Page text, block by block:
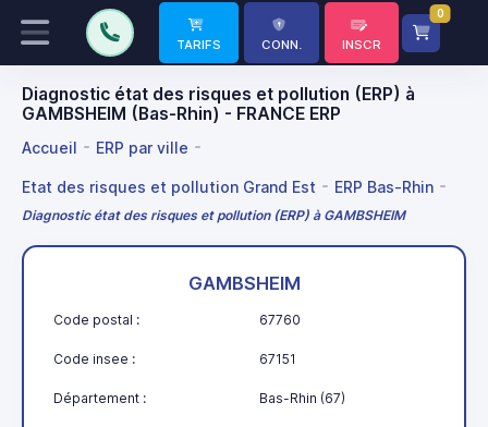
TARIFS CONN. INSCR
0
Diagnostic état des risques et pollution (ERP) à
GAMBSHEIM (Bas-Rhin) - FRANCE ERP
Accueil ERP par ville
Etat des risques et pollution Grand Est ERP Bas-Rhin
Diagnostic état des risques et pollution (ERP) à GAMBSHEIM
GAMBSHEIM
Code postal : 67760
Code insee : 67151
Département : Bas-Rhin (67)